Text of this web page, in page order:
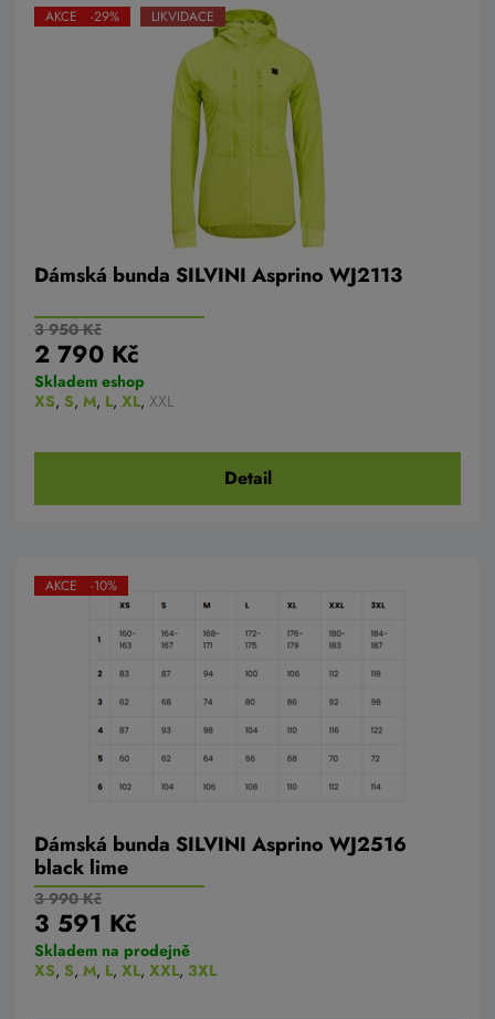
Dámská bunda SILVINI Asprino WJ2113
AKCE -29% LIKVIDACE
3 950 Kč
2 790 Kč
Skladem eshop
XS, S, M, L, XL, XXL
Detail
Dámská bunda SILVINI Asprino WJ2516
black lime
AKCE -10%
3 990 Kč
3 591 Kč
Skladem na prodejně
XS, S, M, L, XL, XXL, 3XL